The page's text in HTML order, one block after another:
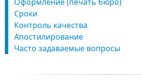
Сроки
Контроль качества
Апостилирование
Часто задаваемые вопросы